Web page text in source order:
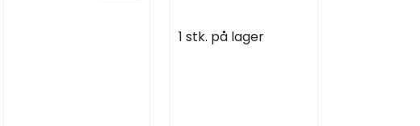
1 stk. på lager